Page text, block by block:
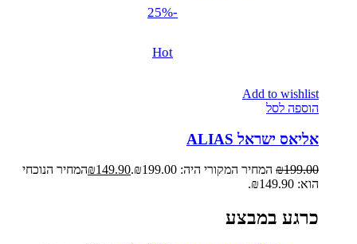
-25%
Hot
Add to wishlist
הוספה לסל
אליאס ישראל ALIAS
₪199.00 המחיר המקורי היה: ₪199.00. ₪149.90
המחיר הנוכחי
הוא: ₪149.90.
כרגע במבצע